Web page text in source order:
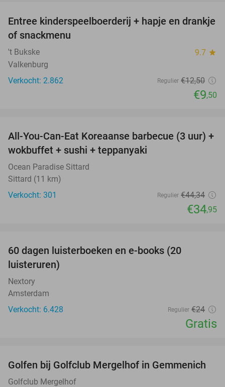
24%
Entree kinderspeelboerderij + hapje en drankje
of snackmenu
't Bukske 9.7 star
Valkenburg
Verkocht: 2.862
Regulier €12,50
€9,50
21%
All-You-Can-Eat Koreaanse barbecue (3 uur) +
wokbuffet + sushi + teppanyaki
Ocean Paradise Sittard
Sittard (11 km)
Verkocht: 301
Regulier €44,34
€34,95
60 dagen luisterboeken en e-books (20
luisteruren)
Nextory
Amsterdam
Verkocht: 6.428
Regulier €24
Gratis
46%
Golfen bij Golfclub Mergelhof in Gemmenich
Golfclub Mergelhof